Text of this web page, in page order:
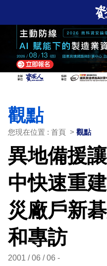
觀點
您現在位置 : 首頁 > 觀點
異地備援
中快速重
災廠戶新
和專訪
2001 / 06 / 06